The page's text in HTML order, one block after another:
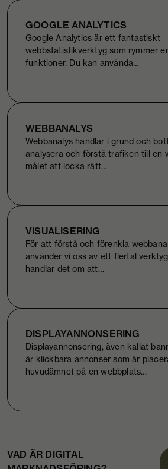
GOOGLE ANALYTICS
Google Analytics är ett fantastiskt
webbstatistikverktyg som rymmer
funktioner. Du kan använda…
WEBBANALYS
Webbanalys handlar i grund och
analysera och förstå trafiken till en
målet att locka rätt…
VISUALISERING
För att förstå och förenkla
använder vi oss av ett flertal
handlar det om att…
DISPLAYANNONSERING
Displayannonsering, även kallat
är klickbara annonser som är
huvudämnet på en webbplats…
VAD ÄR DIGITAL